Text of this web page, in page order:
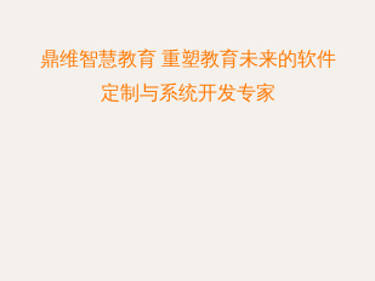
鼎维智慧教育 重塑教育未来的软件
定制与系统开发专家